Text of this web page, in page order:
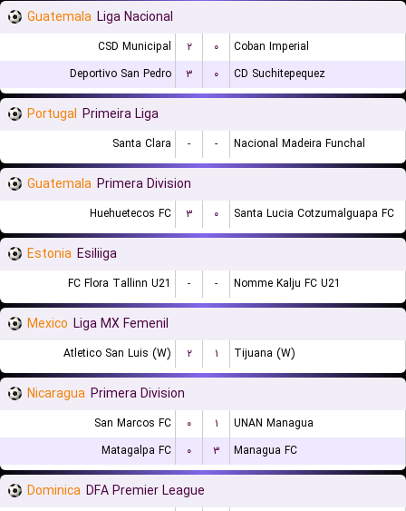
Guatemala Liga Nacional
CSD Municipal ۲ ۰
Coban Imperial
Deportivo San Pedro
۳ ۰ CD Suchitepequez
Portugal Primeira Liga
Santa Clara - - Nacional Madeira Funchal
Guatemala Primera Division
Huehuetecos FC ۳ ۰ Santa Lucia Cotzumalguapa FC
Estonia Esiliiga
FC Flora Tallinn U21 - - Nomme Kalju FC U21
Mexico Liga MX Femenil
Atletico San Luis (W) ۲ ۱ Tijuana (W)
Nicaragua Primera Division
San Marcos FC ۰ ۱
UNAN Managua
Matagalpa FC
۰ ۳ Managua FC
Dominica DFA Premier League